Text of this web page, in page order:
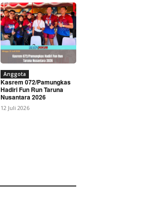
Anggota
Kasrem 072/Pamungkas
Hadiri Fun Run Taruna
Nusantara 2026
12 Juli 2026